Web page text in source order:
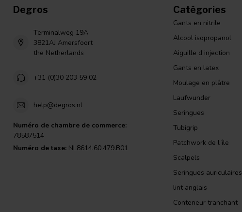
Degros
Terminalweg 19A
3821AJ Amersfoort
the Netherlands
+31 (0)30 203 59 02
help@degros.nl
Numéro de chambre de commerce:
78587514
Numéro de taxe: NL8614.60.479.B01
Catégories
Gants en nitrile
Alcool isopropanol
Aiguille d injection
Gants en latex
Moulage en plâtre
Laufwunder
Seringues
Tubigrip
Patchwork de l île
Scalpels
Seringues auriculaires
lint anglais
Conteneur tranchant